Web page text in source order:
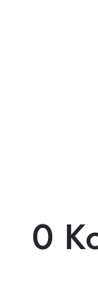
0